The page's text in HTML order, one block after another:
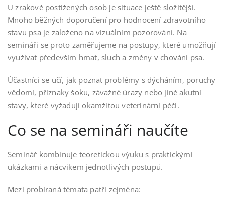
U zrakově postižených osob je situace ještě složitější.
Mnoho běžných doporučení pro hodnocení zdravotního
stavu psa je založeno na vizuálním pozorování. Na
semináři se proto zaměřujeme na postupy, které umožňují
využívat především hmat, sluch a změny v chování psa.
Účastníci se učí, jak poznat problémy s dýcháním, poruchy
vědomí, příznaky šoku, závažné úrazy nebo jiné akutní
stavy, které vyžadují okamžitou veterinární péči.
Co se na semináři naučíte
Seminář kombinuje teoretickou výuku s praktickými
ukázkami a nácvikem jednotlivých postupů.
Mezi probíraná témata patří zejména: